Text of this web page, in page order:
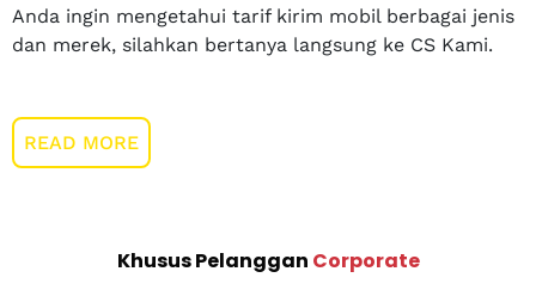
Anda ingin mengetahui tarif kirim mobil berbagai jenis
dan merek, silahkan bertanya langsung ke CS Kami.
READ MORE
Khusus Pelanggan Corporate